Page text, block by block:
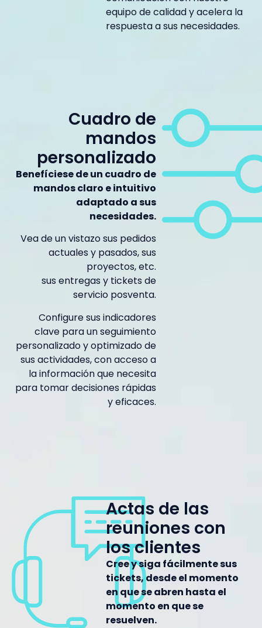
equipo de calidad y acelera la
respuesta a sus necesidades.
Cuadro de
mandos
personalizado
Benefíciese de un cuadro de
mandos claro e intuitivo
adaptado a sus
necesidades.
Vea de un vistazo sus pedidos
actuales y pasados, sus
proyectos, etc.
sus entregas y tickets de
servicio posventa.
Configure sus indicadores
clave para un seguimiento
personalizado y optimizado de
sus actividades, con acceso a
la información que necesita
para tomar decisiones rápidas
y eficaces.
Actas de las
reuniones con
los clientes
Cree y siga fácilmente sus
tickets, desde el momento
en que se abren hasta el
momento en que se
resuelven.